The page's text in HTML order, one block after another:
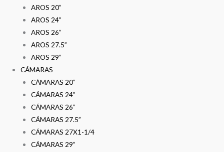
AROS 20”
AROS 24”
AROS 26”
AROS 27.5”
AROS 29”
CÁMARAS
CÁMARAS 20”
CÁMARAS 24”
CÁMARAS 26”
CÁMARAS 27.5”
CÁMARAS 27X1-1/4
CÁMARAS 29”